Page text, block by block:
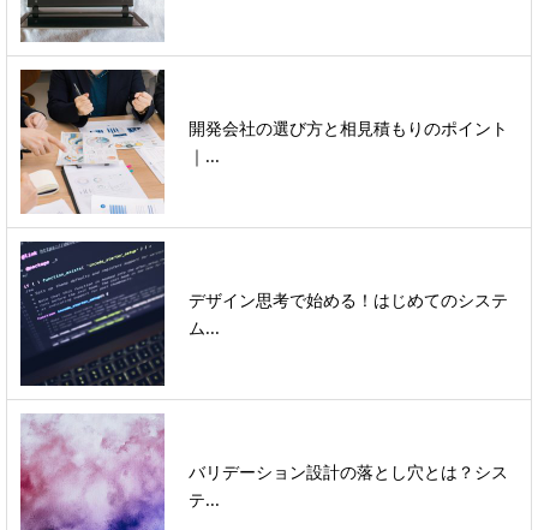
開発会社の選び方と相見積もりのポイント
｜...
デザイン思考で始める！はじめてのシステ
ム...
バリデーション設計の落とし穴とは？シス
テ...